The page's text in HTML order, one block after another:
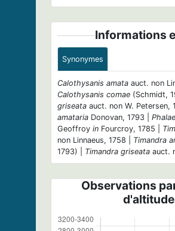
Informations
Synonymes
Calothysanis amata auct. non
Calothysanis comae (Schmidt,
griseata auct. non W. Petersen,
amataria Donovan, 1793 |
Geoffroy in Fourcroy, 1785 |
non Linnaeus, 1758 | Timandra
1793) | Timandra griseata auct.
Observations